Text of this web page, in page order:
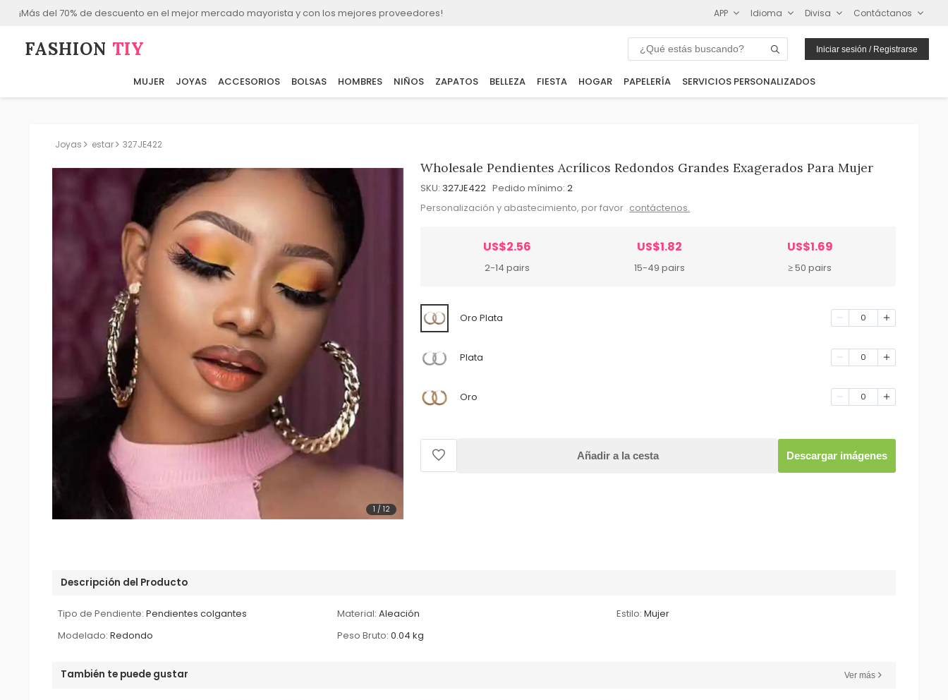
¡Más del 70% de descuento en el mejor mercado mayorista y con los mejores proveedores! APP Idioma Divisa Contáctanos
FASHION⁠ TIY Iniciar sesión / Registrarse
MUJER JOYAS ACCESORIOS BOLSAS HOMBRES NIÑOS ZAPATOS BELLEZA FIESTA HOGAR PAPELERÍA SERVICIOS PERSONALIZADOS
Joyas estar 327JE422
1 / 12
Wholesale Pendientes Acrílicos Redondos Grandes Exagerados Para Mujer
SKU: 327JE422 Pedido mínimo: 2
Personalización y abastecimiento, por favor contáctenos.
US$2.56
2-14 pairs
US$1.82
15-49 pairs
US$1.69
≥ 50 pairs
Oro Plata 0
Plata 0
Oro 0
Añadir a la cesta Descargar imágenes
Descripción del Producto
Tipo de Pendiente: Pendientes colgantes Material: Aleación Estilo: Mujer
Modelado: Redondo Peso Bruto: 0.04 kg
También te puede gustar Ver más